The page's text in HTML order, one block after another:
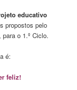
educativo
propostos pelo
para o 1.º Ciclo.
é:
feliz!